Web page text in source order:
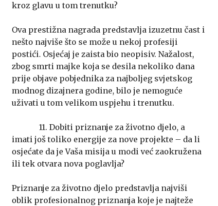
kroz glavu u tom trenutku?
Ova prestižna nagrada predstavlja izuzetnu čast i
nešto najviše što se može u nekoj profesiji
postići. Osjećaj je zaista bio neopisiv. Nažalost,
zbog smrti majke koja se desila nekoliko dana
prije objave pobjednika za najboljeg svjetskog
modnog dizajnera godine, bilo je nemoguće
uživati u tom velikom uspjehu i trenutku.
11. Dobiti priznanje za životno djelo, a
imati još toliko energije za nove projekte – da li
osjećate da je Vaša misija u modi već zaokružena
ili tek otvara nova poglavlja?
Priznanje za životno djelo predstavlja najviši
oblik profesionalnog priznanja koje je najteže